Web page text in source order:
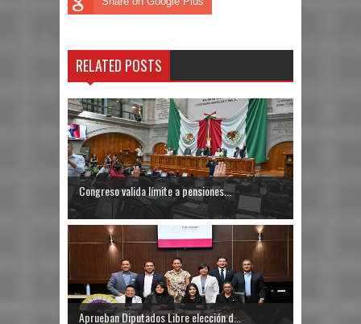
RELATED POSTS
Congreso valida límite a pensiones...
Aprueban Diputados Libre elección d...